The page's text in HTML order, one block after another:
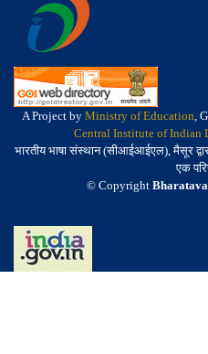
A Project by Ministry of Education,
Central Institute of Indian
भारतीय भाषा संस्थान (सीआईआईएल), मैसूर
एक
© Copyright